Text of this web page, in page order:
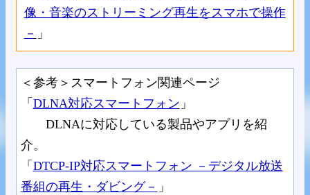
像・音楽のストリーミング再生をスマホで操作
－ 」
＜参考＞スマートフォン関連ページ
「 DLNA対応スマートフォン 」
DLNAに対応している製品やアプリを紹
介。
「 DTCP-IP対応スマートフォン －デジタル放送
番組の再生・ダビング－ 」